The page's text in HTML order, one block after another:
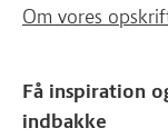
Om vores
Få inspiration
indbakke